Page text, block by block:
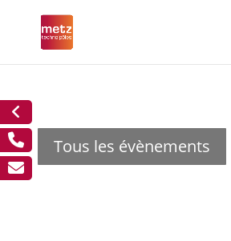
Tous les évènements